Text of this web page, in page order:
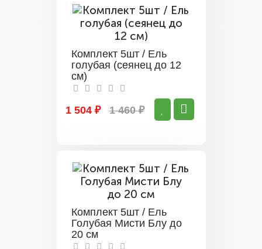
Комплект 5шт / Ель
голубая (сеянец до 12
см)
1 504 ₽ 1 460 ₽
Комплект 5шт / Ель
Голубая Мисти Блу до
20 см